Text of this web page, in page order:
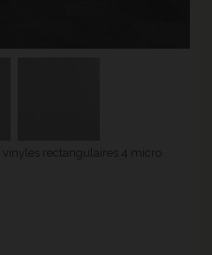
rectangulaires 4 micro